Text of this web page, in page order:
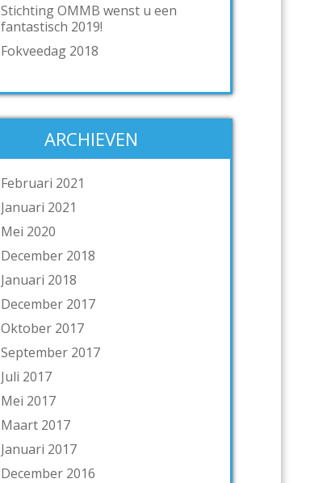
Stichting OMMB wenst u een
fantastisch 2019!
Fokveedag 2018
ARCHIEVEN
Februari 2021
Januari 2021
Mei 2020
December 2018
Januari 2018
December 2017
Oktober 2017
September 2017
Juli 2017
Mei 2017
Maart 2017
Januari 2017
December 2016